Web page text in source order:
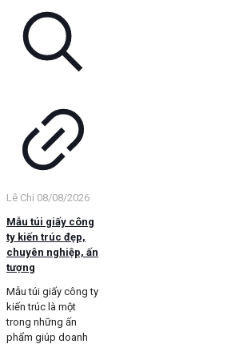
Lê Chi 08/08/2026
Mẫu túi giấy công
ty kiến trúc đẹp,
chuyên nghiệp, ấn
tượng
Mẫu túi giấy công ty
kiến trúc là một
trong những ấn
phẩm giúp doanh